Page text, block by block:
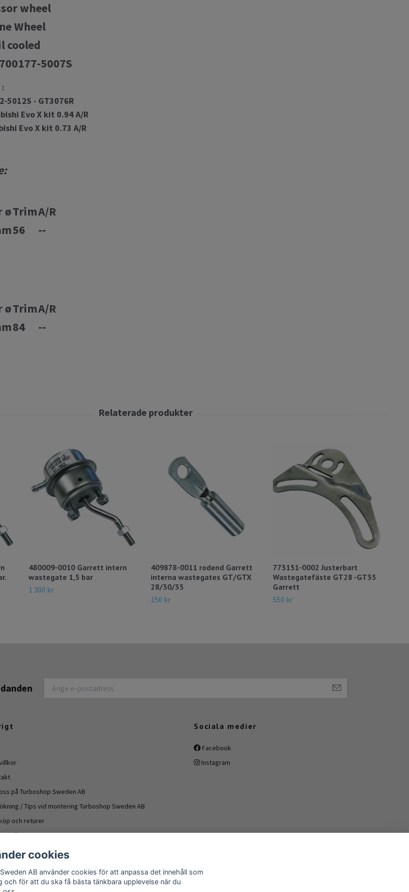
wheel
Wheel
cooled
5007S
5012S - GT3076R
Evo X kit 0.94 A/R
Evo X kit 0.73 A/R
øTrim
56
A/R
--
øTrim
84
A/R
--
480009-0010 Garrett intern
wastegate 1,5 bar
1 300 kr
409878-0011 rodend Garrett
interna wastegates GT/GTX
28/30/35
150 kr
773151-0002 Justerbart
Wastegatefäste GT28 -GT35
Garrett
550 kr
på Turboshop Sweden AB
/ Tips vid montering Turboshop Sweden AB
och returer
frågor
turboaggregat
- Oljeläckage turboaggregat
och returer
Sociala medier
Facebook
Instagram
cookies
AB använder cookies för att anpassa det innehåll som
och för att du ska få bästa tänkbara upplevelse när du